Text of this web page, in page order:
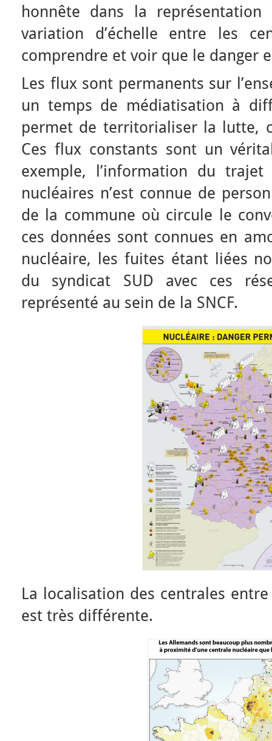
honnête dans la représentation
variation d’échelle entre les
comprendre et voir que le danger
Les flux sont permanents sur
un temps de médiatisation à
permet de territorialiser la lutte,
Ces flux constants sont un
exemple, l’information du
nucléaires n’est connue de
de la commune où circule le
ces données sont connues en
nucléaire, les fuites étant liées
du syndicat SUD avec ces
représenté au sein de la SNCF.
La localisation des centrales
est très différente.